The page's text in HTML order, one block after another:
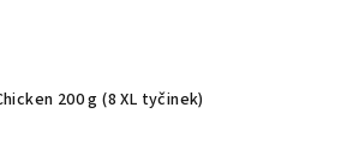
200 g (8 XL tyčinek)